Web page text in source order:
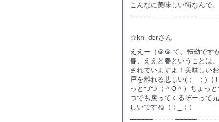
こんなに美味しい街なんで
☆kn_derさん
ええー（＠＠ て、転勤です
春、ええと春ということは
されていますよ！美味しい
戸を離れる悲しい(；_；)（
っとづつ（＾O＾）ちょっ
つでも戻ってくるぞーって
しいですね（；_；）